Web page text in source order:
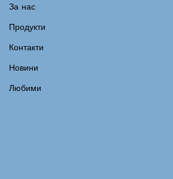
За нас
Продукти
Контакти
Новини
Любими